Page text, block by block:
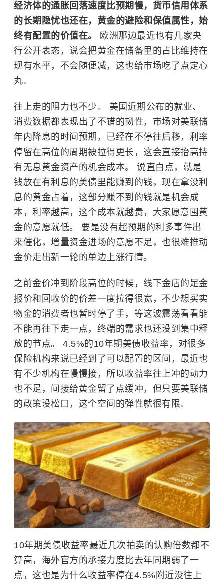
经济体的通胀回落速度比预期慢，货币信用体系
的长期隐忧也还在，黄金的避险和保值属性，始
终有配置的价值在。 欧洲那边最近也有几家央
行公开表态，说会把黄金在储备里的占比维持在
现有水平，不会随便减，这也给市场吃了点定心
丸。
往上走的阻力也不少。 美国近期公布的就业、
消费数据都表现出了不错的韧性，市场对美联储
年内降息的时间预期，已经在不停往后移，利率
停留在高位的周期被拉得更长，这会直接抬高持
有无息黄金资产的机会成本。 说直白点，就是
钱放在有利息的美债里能赚到的钱，现在拿没利
息的黄金占着，这部分赚不到的钱就是机会成
本，利率越高，这个成本就越贵，大家愿意囤黄
金的意愿就低。 要是没有超预期的利多事件出
来催化，增量资金进场的意愿不足，也很难推动
金价走出新一轮的单边上涨行情。
之前金价冲到阶段高位的时候，线下金店的足金
报价和回收价的价差一度拉得很宽，不少想买实
物金的消费者也暂时停了手，等这波震荡看看能
不能再往下走一点，终端的需求也还没到集中释
放的节点。 4.5%的10年期美债收益率，对很多
保险机构来说已经到了可以配置的区间，最近也
有不少机构在慢慢接，所以收益率往上冲的动力
也不足，间接给黄金留了点缓冲，但只要美联储
的政策没松口，这个空间的弹性就很有限。
10年期美债收益率最近几次拍卖的认购倍数都不
算高，海外官方的承接力度比去年同期弱了一
点，这也是为什么收益率停在4.5%附近没往上